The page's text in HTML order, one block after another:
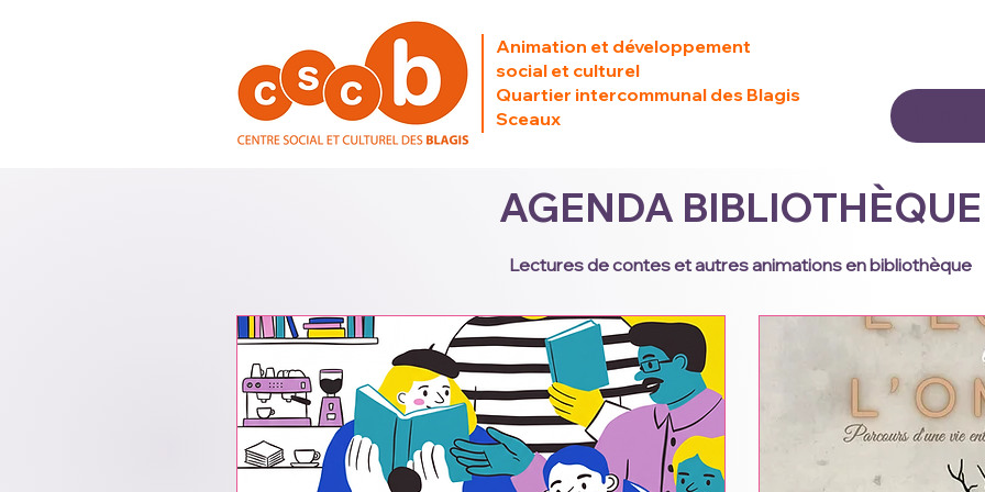
Animation et développement
social et culturel
Quartier intercommunal des Blagis
Sceaux
AGENDA BIBLIOTHÈQUE
Lectures de contes et autres animations en bibliothèque